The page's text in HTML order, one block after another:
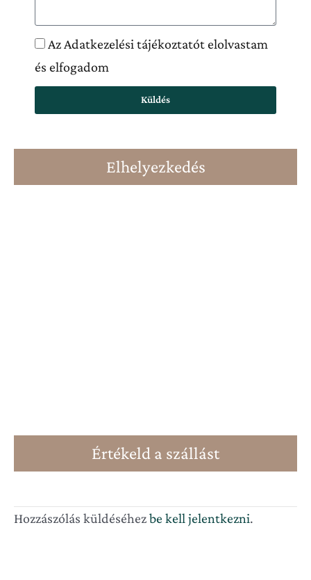
Az Adatkezelési tájékoztatót elolvastam
és elfogadom
Küldés
Elhelyezkedés
Értékeld a szállást
Hozzászólás küldéséhezbe kell jelentkezni.